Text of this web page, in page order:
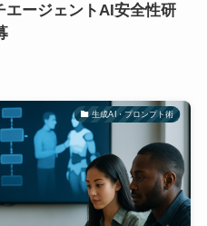
ージェントAI安全性研
生成AI・プロンプト術